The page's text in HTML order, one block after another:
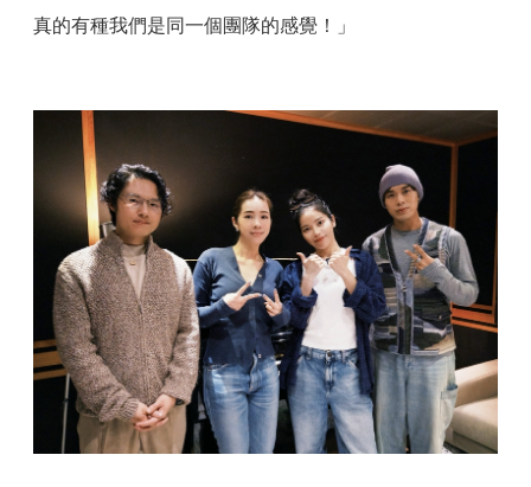
真的有種我們是同一個團隊的感覺！」